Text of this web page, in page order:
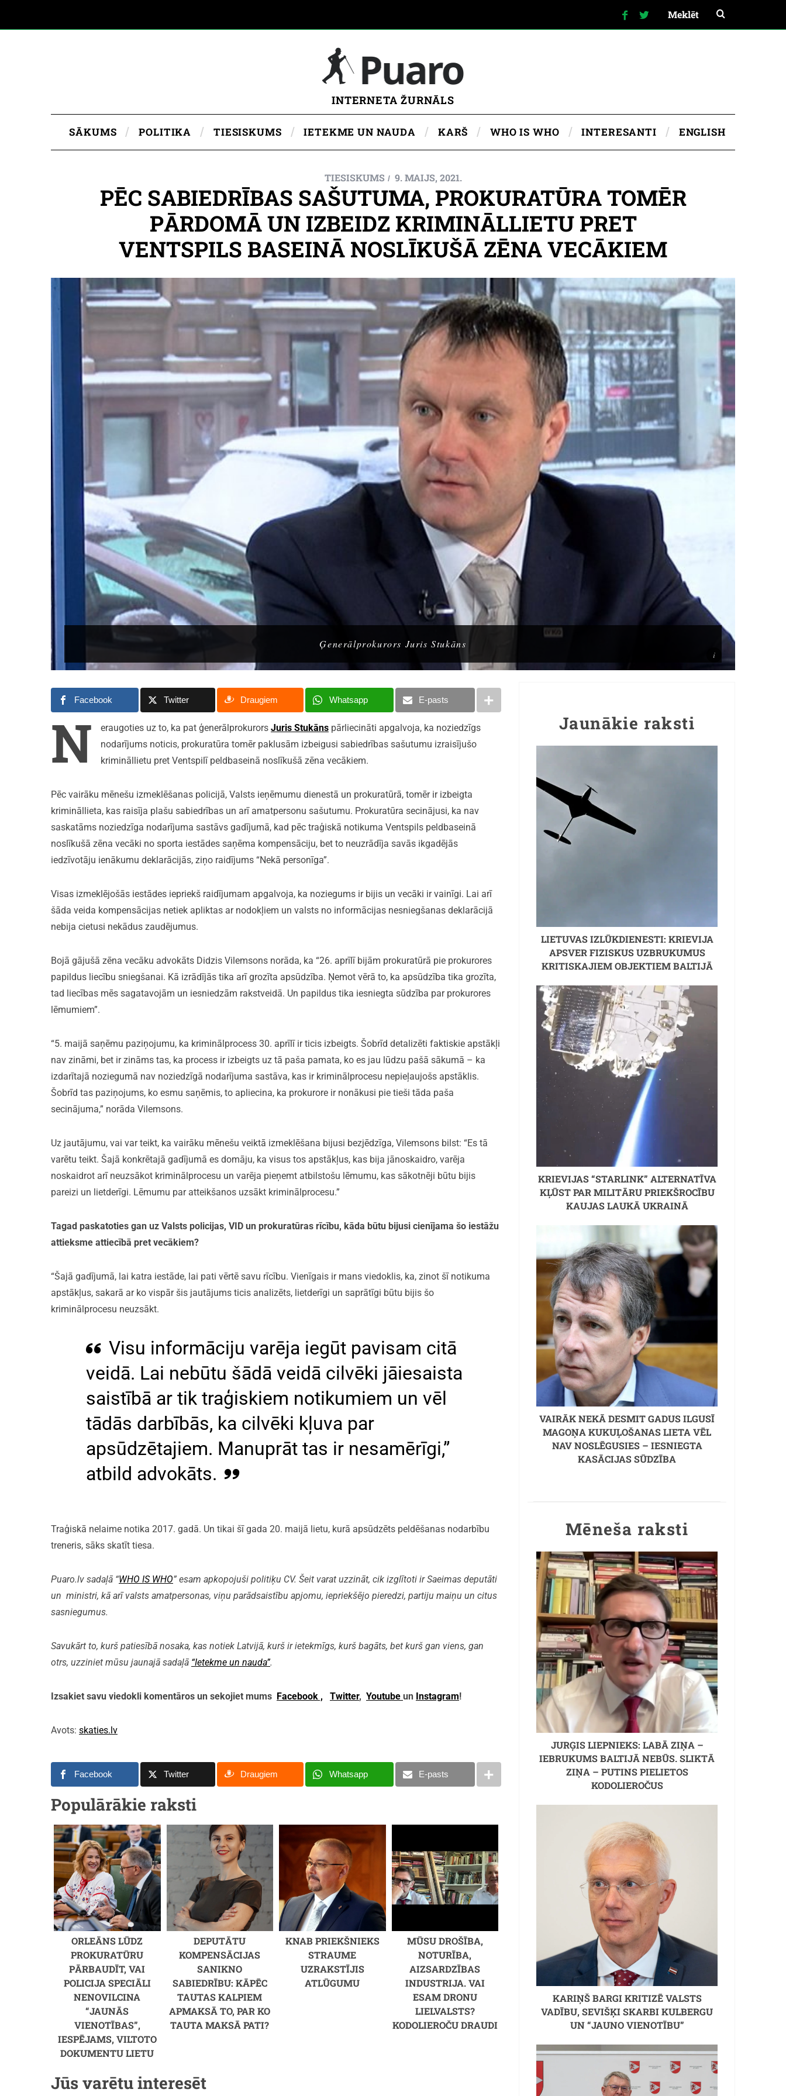
INTERNETA ŽURNĀLS
SĀKUMS POLITIKA TIESISKUMS IETEKME UN NAUDA KARŠ WHO IS WHO INTERESANTI ENGLISH
TIESISKUMS 9. MAIJS, 2021.
PĒC SABIEDRĪBAS SAŠUTUMA, PROKURATŪRA TOMĒR
PĀRDOMĀ UN IZBEIDZ KRIMINĀLLIETU PRET
VENTSPILS BASEINĀ NOSLĪKUŠĀ ZĒNA VECĀKIEM
Ģenerālprokurors Juris Stukāns
Facebook Twitter Draugiem Whatsapp E-pasts
N eraugoties uz to, ka pat ģenerālprokurors Juris Stukāns pārliecināti apgalvoja, ka noziedzīgs
nodarījums noticis, prokuratūra tomēr paklusām izbeigusi sabiedrības sašutumu izraisījušo
krimināllietu pret Ventspilī peldbaseinā noslīkušā zēna vecākiem.
Pēc vairāku mēnešu izmeklēšanas policijā, Valsts ieņēmumu dienestā un prokuratūrā, tomēr ir izbeigta
krimināllieta, kas raisīja plašu sabiedrības un arī amatpersonu sašutumu. Prokuratūra secinājusi, ka nav
saskatāms noziedzīga nodarījuma sastāvs gadījumā, kad pēc traģiskā notikuma Ventspils peldbaseinā
noslīkušā zēna vecāki no sporta iestādes saņēma kompensāciju, bet to neuzrādīja savās ikgadējās
iedzīvotāju ienākumu deklarācijās, ziņo raidījums “Nekā personīga”.
Visas izmeklējošās iestādes iepriekš raidījumam apgalvoja, ka noziegums ir bijis un vecāki ir vainīgi. Lai arī
šāda veida kompensācijas netiek apliktas ar nodokļiem un valsts no informācijas nesniegšanas deklarācijā
nebija cietusi nekādus zaudējumus.
Bojā gājušā zēna vecāku advokāts Didzis Vilemsons norāda, ka “26. aprīlī bijām prokuratūrā pie prokurores
papildus liecību sniegšanai. Kā izrādījās tika arī grozīta apsūdzība. Ņemot vērā to, ka apsūdzība tika grozīta,
tad liecības mēs sagatavojām un iesniedzām rakstveidā. Un papildus tika iesniegta sūdzība par prokurores
lēmumiem”.
“5. maijā saņēmu paziņojumu, ka kriminālprocess 30. aprīlī ir ticis izbeigts. Šobrīd detalizēti faktiskie apstākļi
nav zināmi, bet ir zināms tas, ka process ir izbeigts uz tā paša pamata, ko es jau lūdzu pašā sākumā – ka
izdarītajā noziegumā nav noziedzīgā nodarījuma sastāva, kas ir kriminālprocesu nepieļaujošs apstāklis.
Šobrīd tas paziņojums, ko esmu saņēmis, to apliecina, ka prokurore ir nonākusi pie tieši tāda paša
secinājuma,” norāda Vilemsons.
Uz jautājumu, vai var teikt, ka vairāku mēnešu veiktā izmeklēšana bijusi bezjēdzīga, Vilemsons bilst: “Es tā
varētu teikt. Šajā konkrētajā gadījumā es domāju, ka visus tos apstākļus, kas bija jānoskaidro, varēja
noskaidrot arī neuzsākot kriminālprocesu un varēja pieņemt atbilstošu lēmumu, kas sākotnēji būtu bijis
pareizi un lietderīgi. Lēmumu par atteikšanos uzsākt kriminālprocesu.”
Tagad paskatoties gan uz Valsts policijas, VID un prokuratūras rīcību, kāda būtu bijusi cienījama šo iestāžu
attieksme attiecībā pret vecākiem?
“Šajā gadījumā, lai katra iestāde, lai pati vērtē savu rīcību. Vienīgais ir mans viedoklis, ka, zinot šī notikuma
apstākļus, sakarā ar ko vispār šis jautājums ticis analizēts, lietderīgi un saprātīgi būtu bijis šo
kriminālprocesu neuzsākt.
Visu informāciju varēja iegūt pavisam citā
veidā. Lai nebūtu šādā veidā cilvēki jāiesaista
saistībā ar tik traģiskiem notikumiem un vēl
tādās darbībās, ka cilvēki kļuva par
apsūdzētajiem. Manuprāt tas ir nesamērīgi,”
atbild advokāts.
Traģiskā nelaime notika 2017. gadā. Un tikai šī gada 20. maijā lietu, kurā apsūdzēts peldēšanas nodarbību
treneris, sāks skatīt tiesa.
Puaro.lv sadaļā “WHO IS WHO” esam apkopojuši politiķu CV. Šeit varat uzzināt, cik izglītoti ir Saeimas deputāti
un ministri, kā arī valsts amatpersonas, viņu parādsaistību apjomu, iepriekšējo pieredzi, partiju maiņu un citus
sasniegumus.
Savukārt to, kurš patiesībā nosaka, kas notiek Latvijā, kurš ir ietekmīgs, kurš bagāts, bet kurš gan viens, gan
otrs, uzziniet mūsu jaunajā sadaļā “Ietekme un nauda”.
Izsakiet savu viedokli komentāros un sekojiet mums Facebook , Twitter, Youtube un Instagram!
Avots: skaties.lv
Facebook Twitter Draugiem Whatsapp E-pasts
Populārākie raksti
ORLEĀNS LŪDZ
PROKURATŪRU
PĀRBAUDĪT, VAI
POLICIJA SPECIĀLI
NENOVILCINA
“JAUNĀS
VIENOTĪBAS”,
IESPĒJAMS, VILTOTO
DOKUMENTU LIETU
DEPUTĀTU
KOMPENSĀCIJAS
SANIKNO
SABIEDRĪBU: KĀPĒC
TAUTAS KALPIEM
APMAKSĀ TO, PAR KO
TAUTA MAKSĀ PATI?
KNAB PRIEKŠNIEKS
STRAUME
UZRAKSTĪJIS
ATLŪGUMU
MŪSU DROŠĪBA,
NOTURĪBA,
AIZSARDZĪBAS
INDUSTRIJA. VAI
ESAM DRONU
LIELVALSTS?
KODOLIEROČU DRAUDI
Jūs varētu interesēt
Jaunākie raksti
LIETUVAS IZLŪKDIENESTI: KRIEVIJA
APSVER FIZISKUS UZBRUKUMUS
KRITISKAJIEM OBJEKTIEM BALTIJĀ
KRIEVIJAS “STARLINK” ALTERNATĪVA
KĻŪST PAR MILITĀRU PRIEKŠROCĪBU
KAUJAS LAUKĀ UKRAINĀ
VAIRĀK NEKĀ DESMIT GADUS ILGUSĪ
MAGOŅA KUKUĻOŠANAS LIETA VĒL
NAV NOSLĒGUSIES – IESNIEGTA
KASĀCIJAS SŪDZĪBA
Mēneša raksti
JURĢIS LIEPNIEKS: LABĀ ZIŅA –
IEBRUKUMS BALTIJĀ NEBŪS. SLIKTĀ
ZIŅA – PUTINS PIELIETOS
KODOLIEROČUS
KARIŅŠ BARGI KRITIZĒ VALSTS
VADĪBU, SEVIŠĶI SKARBI KULBERGU
UN “JAUNO VIENOTĪBU”